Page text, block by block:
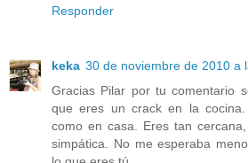
Responder
keka 30 de noviembre de 2010 a
Gracias Pilar por tu comentario
que eres un crack en la
como en casa. Eres tan
simpática. No me esperaba